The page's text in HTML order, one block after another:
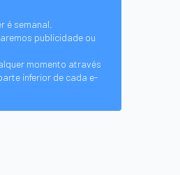
é semanal.
publicidade ou
momento através
inferior de cada e-